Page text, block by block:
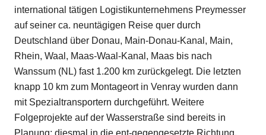
international tätigen Logistikunternehmens Preymesser
auf seiner ca. neuntägigen Reise quer durch
Deutschland über Donau, Main-Donau-Kanal, Main,
Rhein, Waal, Maas-Waal-Kanal, Maas bis nach
Wanssum (NL) fast 1.200 km zurückgelegt. Die letzten
knapp 10 km zum Montageort in Venray wurden dann
mit Spezialtransportern durchgeführt. Weitere
Folgeprojekte auf der Wasserstraße sind bereits in
Planung; diesmal in die ent-gegengesetzte Richtung,